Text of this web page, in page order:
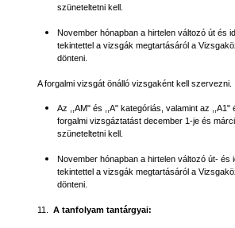
szüneteltetni kell.
November hónapban a hirtelen változó út és
tekintettel a vizsgák megtartásáról a
dönteni.
A forgalmi vizsgát önálló vizsgaként kell szervezni.
Az ,,AM" és ,,A" kategóriás, valamint az ,,A1"
forgalmi vizsgáztatást december 1-je és
szüneteltetni kell.
November hónapban a hirtelen változó út- és
tekintettel a vizsgák megtartásáról a
dönteni.
11. A tanfolyam tantárgyai: